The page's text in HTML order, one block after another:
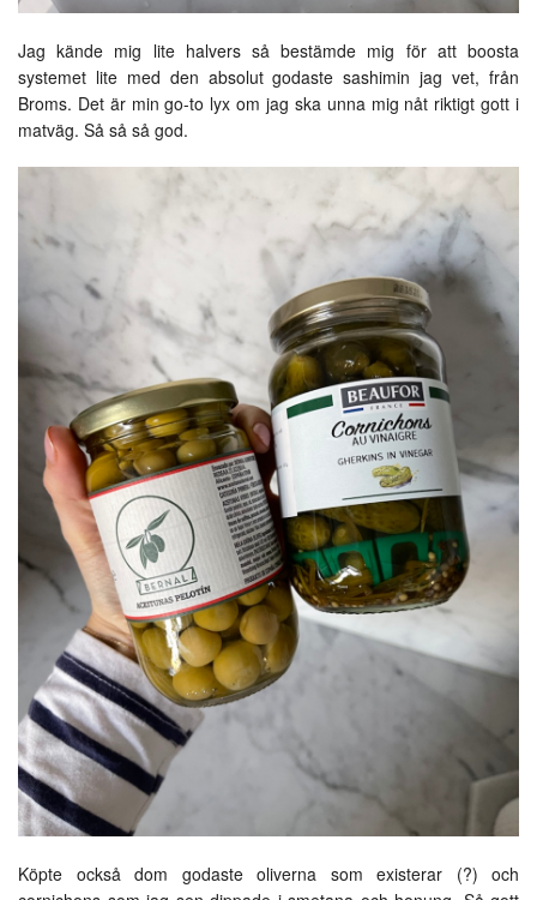
Jag kände mig lite halvers så bestämde mig för att boosta
systemet lite med den absolut godaste sashimin jag vet, från
Broms. Det är min go-to lyx om jag ska unna mig nåt riktigt gott i
matväg. Så så så god.
Köpte också dom godaste oliverna som existerar (?) och